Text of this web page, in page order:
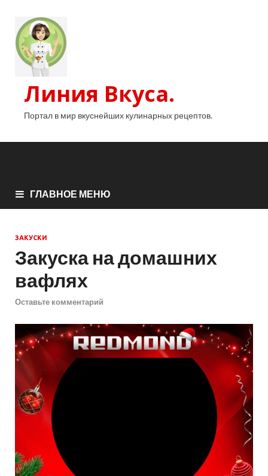
Линия Вкуса.
Портал в мир вкуснейших кулинарных рецептов.
ГЛАВНОЕ МЕНЮ
ЗАКУСКИ
Закуска на домашних
вафлях
Оставьте комментарий